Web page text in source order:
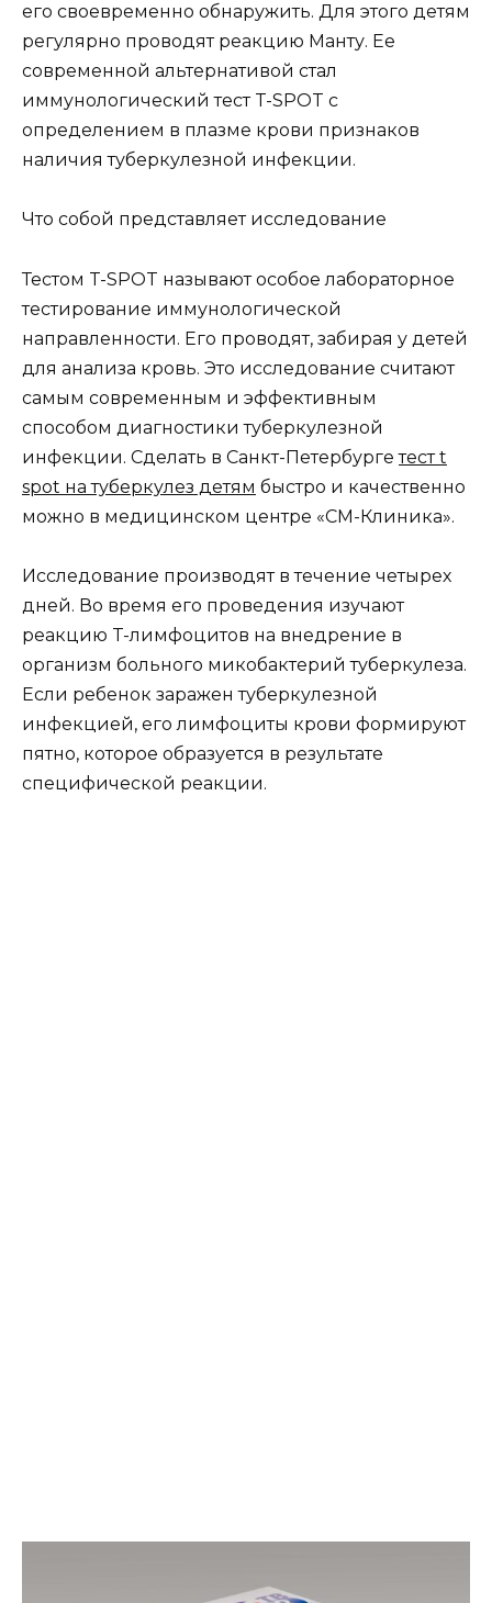
его своевременно обнаружить. Для этого детям
регулярно проводят реакцию Манту. Ее
современной альтернативой стал
иммунологический тест T-SPOT с
определением в плазме крови признаков
наличия туберкулезной инфекции.
Что собой представляет исследование
Тестом T-SPOT называют особое лабораторное
тестирование иммунологической
направленности. Его проводят, забирая у детей
для анализа кровь. Это исследование считают
самым современным и эффективным
способом диагностики туберкулезной
инфекции. Сделать в Санкт-Петербургетест t
spot на туберкулез детям быстро и качественно
можно в медицинском центре «СМ-Клиника».
Исследование производят в течение четырех
дней. Во время его проведения изучают
реакцию T-лимфоцитов на внедрение в
организм больного микобактерий туберкулеза.
Если ребенок заражен туберкулезной
инфекцией, его лимфоциты крови формируют
пятно, которое образуется в результате
специфической реакции.